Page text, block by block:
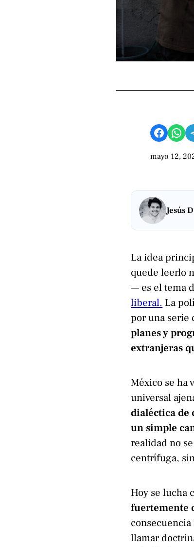
Compartir en Facebook Compartir en WhatsApp
mayo 12,
Jesús
La idea
quede leerlo
— es el tema
liberal. La
por una serie
planes y
extranjeras
México se ha
universal
dialéctica de
un simple
realidad no
centrífuga,
Hoy se lucha
fuertemente
llamar